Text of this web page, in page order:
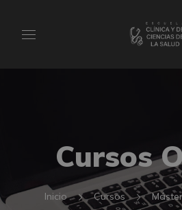
Cursos
Inicio Cursos